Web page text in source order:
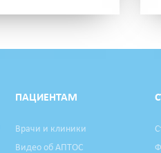
ПАЦИЕНТАМ
Врачи и клиники
Видео об АПТОС